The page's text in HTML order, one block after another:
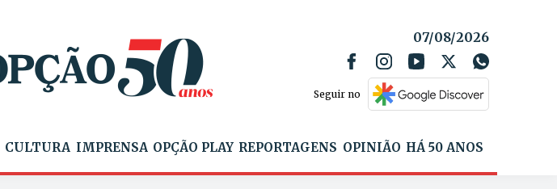
07/08/2026
Seguir no
CULTURA IMPRENSA OPÇÃO PLAY REPORTAGENS OPINIÃO HÁ 50 ANOS